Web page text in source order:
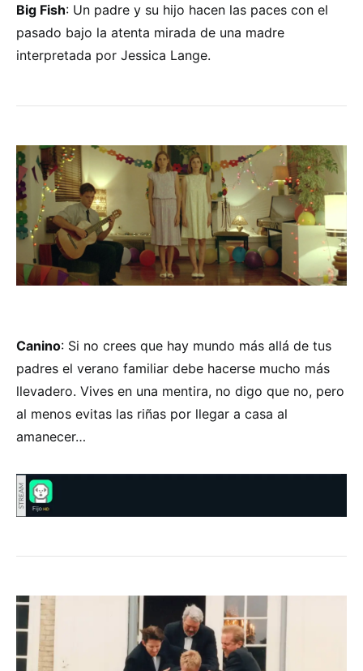
Big Fish: Un padre y su hijo hacen las paces con el
pasado bajo la atenta mirada de una madre
interpretada por Jessica Lange.
Canino: Si no crees que hay mundo más allá de tus
padres el verano familiar debe hacerse mucho más
llevadero. Vives en una mentira, no digo que no, pero
al menos evitas las riñas por llegar a casa al
amanecer…